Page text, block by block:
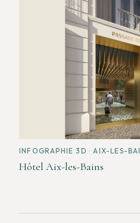
INFOGRAPHIE 3D · AIX-LES-
Hôtel Aix-les-Bains